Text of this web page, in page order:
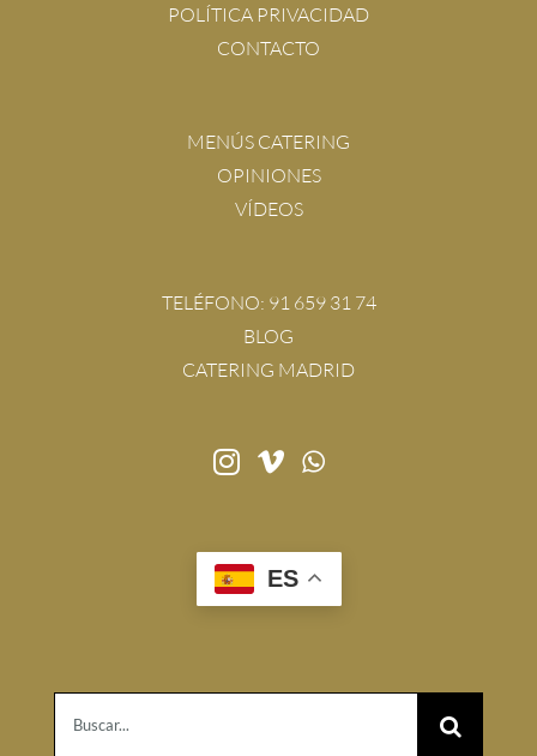
POLÍTICA PRIVACIDAD
CONTACTO
MENÚS CATERING
OPINIONES
VÍDEOS
TELÉFONO: 91 659 31 74
BLOG
CATERING MADRID
ES